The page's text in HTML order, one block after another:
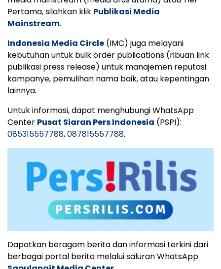
Pertama, silahkan klik Publikasi Media
Mainstream.
Indonesia Media Circle (IMC) juga melayani
kebutuhan untuk bulk order publications (ribuan link
publikasi press release) untuk manajemen reputasi:
kampanye, pemulihan nama baik, atau kepentingan
lainnya.
Untuk informasi, dapat menghubungi WhatsApp
Center Pusat Siaran Pers Indonesia (PSPI):
085315557788,087815557788.
Dapatkan beragam berita dan informasi terkini dari
berbagai portal berita melalui saluran WhatsApp